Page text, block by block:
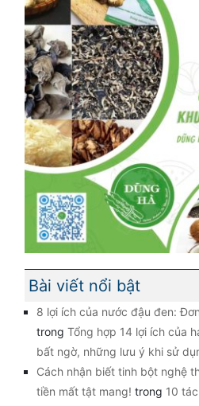
Bài viết nổi bật
8 lợi ích của nước đậu đen:
trong Tổng hợp 14 lợi ích của
bất ngờ, những lưu ý khi sử
Cách nhận biết tinh bột nghệ
tiền mất tật mang! trong 10